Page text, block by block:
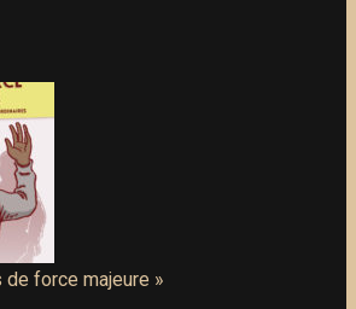
de force majeure »